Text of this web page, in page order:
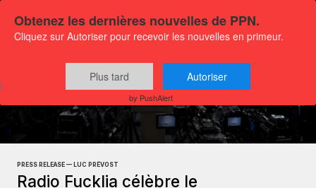
Press releases
Culture and media
PRESS RELEASE — LUC PRÉVOST
Radio Fucklia célèbre le
Obtenez les dernières nouvelles de PPN.
Cliquez sur Autoriser pour recevoir les nouvelles en primeur.
Plus tard Autoriser
by PushAlert